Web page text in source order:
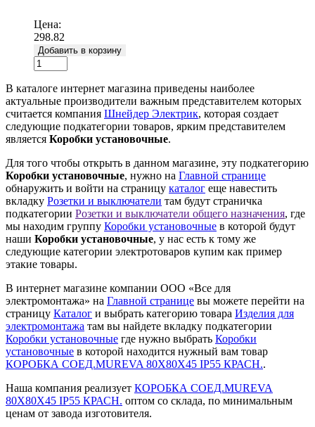
Цена:
298.82
Добавить в корзину
В каталоге интернет магазина приведены наиболее
актуальные производители важным представителем которых
считается компания Шнейдер Электрик, которая создает
следующие подкатегории товаров, ярким представителем
является Коробки установочные.
Для того чтобы открыть в данном магазине, эту подкатегорию
Коробки установочные, нужно на Главной странице
обнаружить и войти на страницу каталог еще навестить
вкладку Розетки и выключатели там будут страничка
подкатегории Розетки и выключатели общего назначения, где
мы находим группу Коробки установочные в которой будут
наши Коробки установочные, у нас есть к тому же
следующие категории электротоваров купим как пример
этакие товары.
В интернет магазине компании ООО «Все для
электромонтажа» на Главной странице вы можете перейти на
страницу Каталог и выбрать категорию товара Изделия для
электромонтажа там вы найдете вкладку подкатегории
Коробки установочные где нужно выбрать Коробки
установочные в которой находится нужный вам товар
КОРОБКА СОЕД.MUREVA 80Х80Х45 IP55 КРАСН..
Наша компания реализует КОРОБКА СОЕД.MUREVA
80Х80Х45 IP55 КРАСН. оптом со склада, по минимальным
ценам от завода изготовителя.